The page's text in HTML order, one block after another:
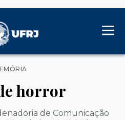
Categorias
horror
de Comunicação